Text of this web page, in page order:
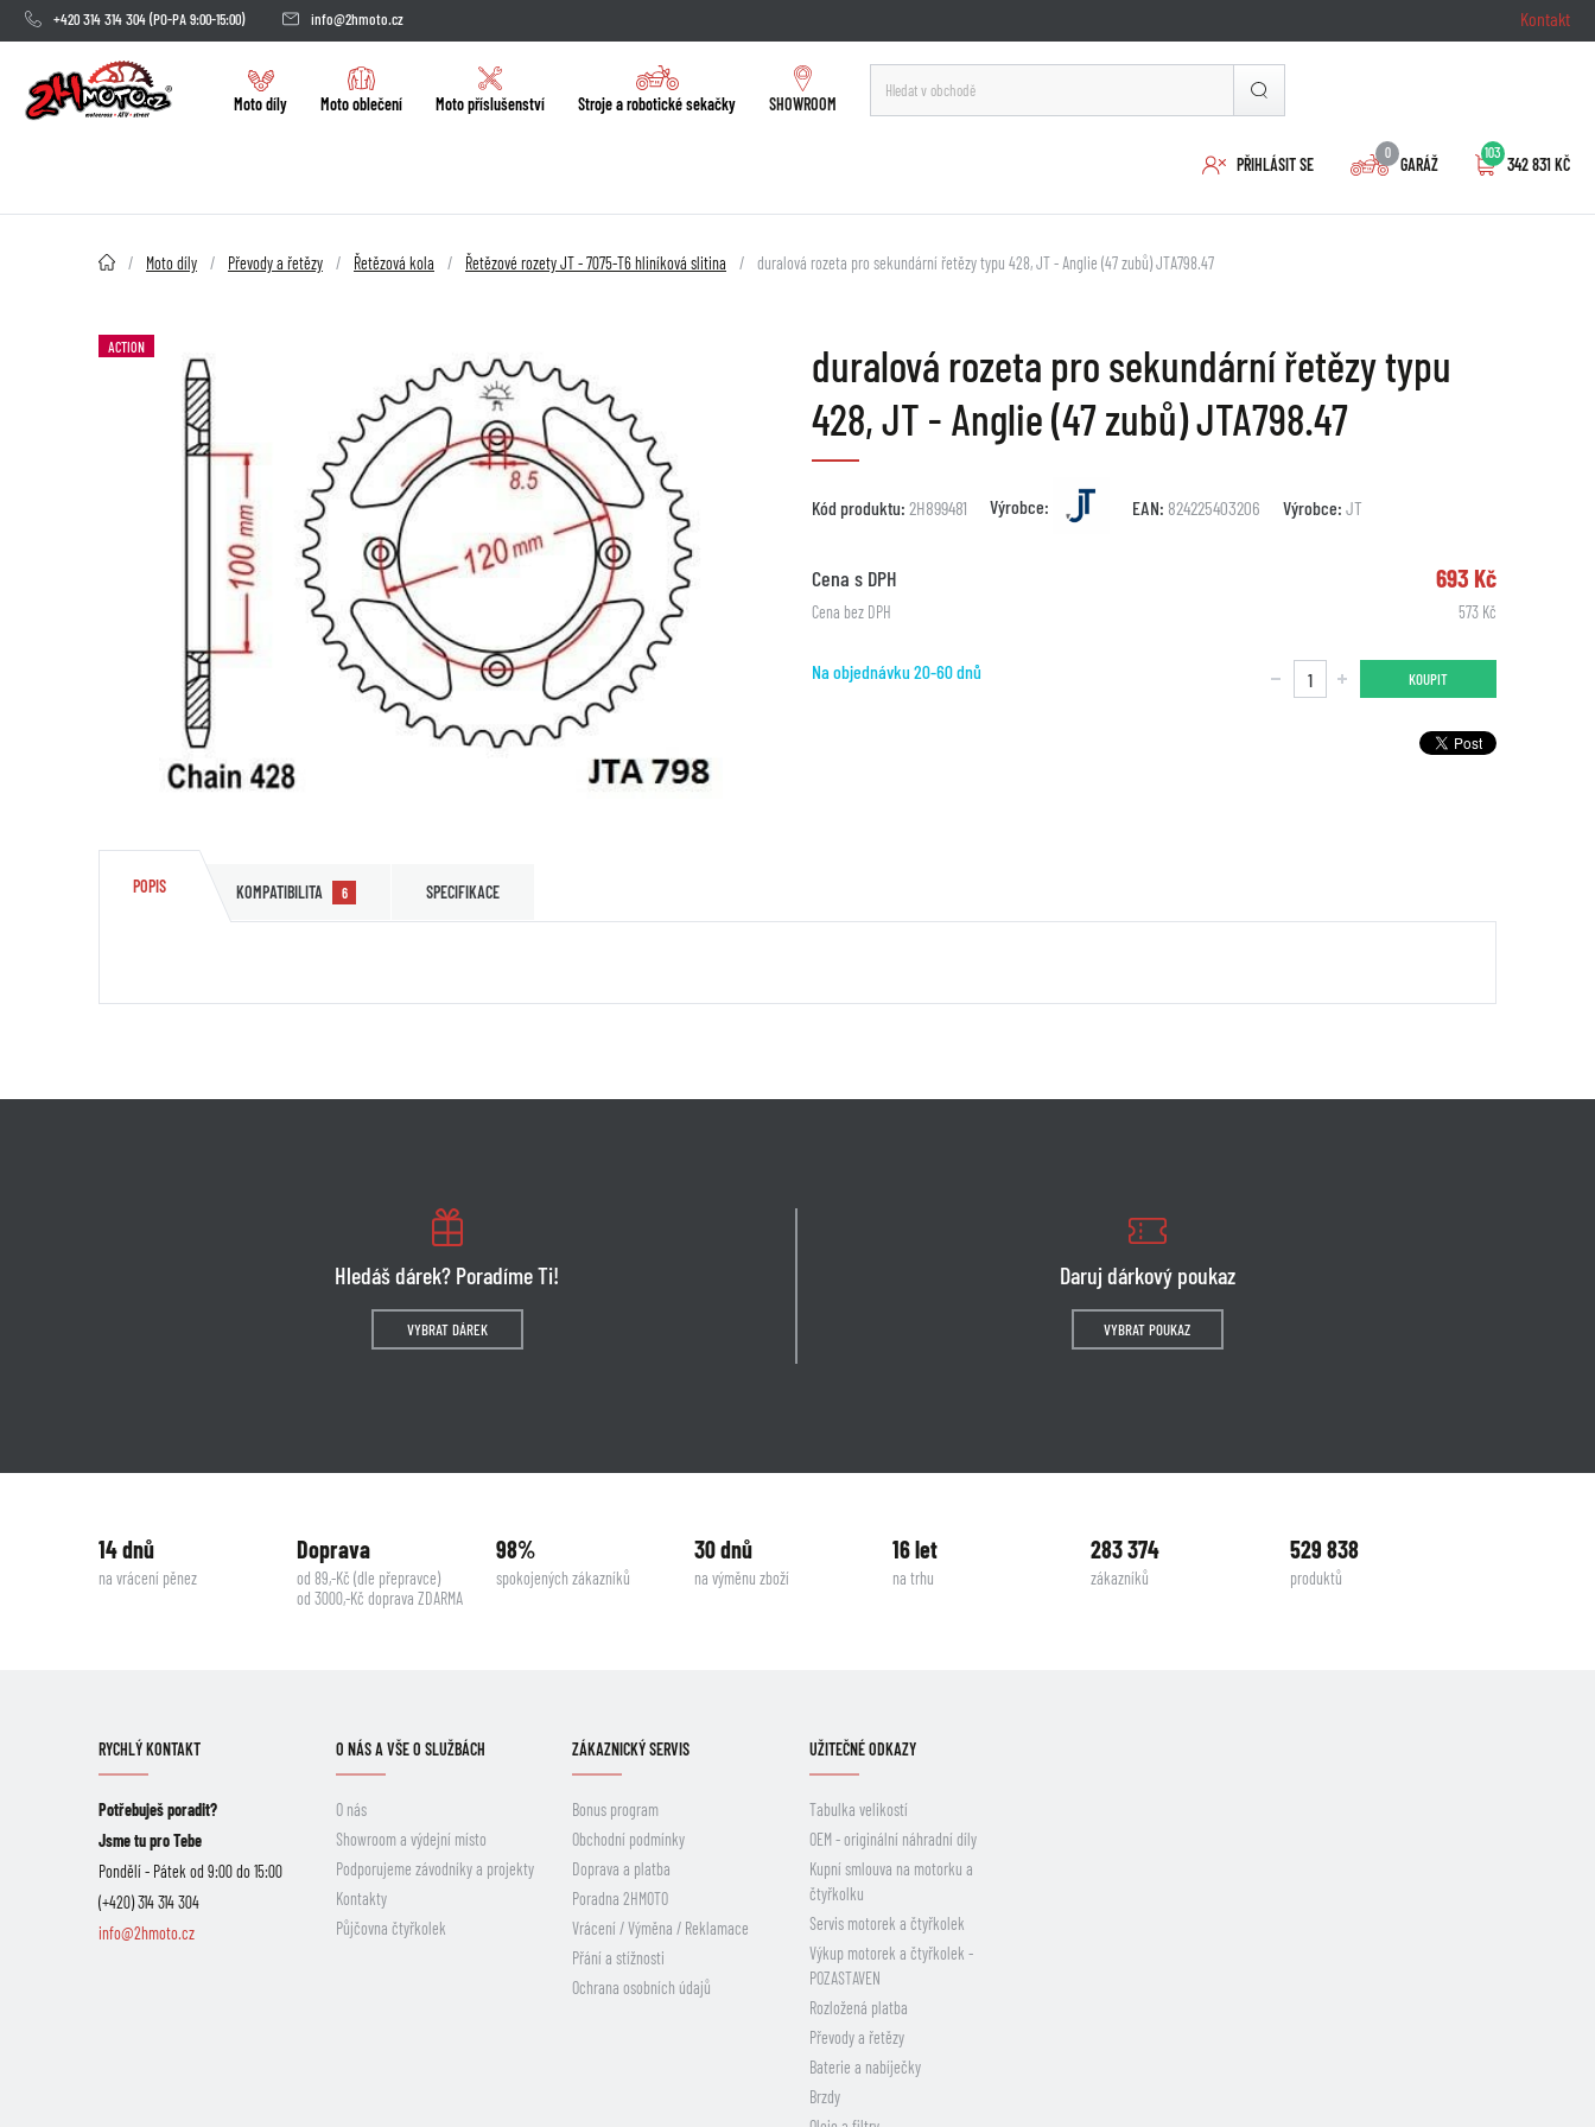
+420 314 314 304(PO-PA 9:00-15:00) info@2hmoto.cz Kontakt
Moto díly Moto oblečení Moto příslušenství Stroje a robotické sekačky SHOWROOM
PŘIHLÁSIT SE
0
GARÁŽ
103
342 831 KČ
2HMOTO.cz Moto díly Převody a řetězy Řetězová kola Řetězové rozety JT - 7075-T6 hliníková slitina duralová rozeta pro sekundární řetězy typu 428, JT - Anglie (47 zubů) JTA798.47
ACTION
duralová rozeta pro sekundární řetězy typu
428, JT - Anglie (47 zubů) JTA798.47
Kód produktu: 2H899481 Výrobce: EAN: 824225403206 Výrobce: JT
Cena s DPH 693 Kč
Cena bez DPH 573 Kč
Na objednávku 20-60 dnů KOUPIT
POPIS KOMPATIBILITA 6 SPECIFIKACE
Hledáš dárek? Poradíme Ti!
VYBRAT DÁREK
Daruj dárkový poukaz
VYBRAT POUKAZ
14 dnů
na vrácení pěnez
Doprava
od 89,-Kč (dle přepravce)
od 3000,-Kč doprava ZDARMA
98%
spokojených zákazníků
30 dnů
na výměnu zboží
16 let
na trhu
283 374
zákazníků
529 838
produktů
RYCHLÝ KONTAKT
Potřebuješ poradit?
Jsme tu pro Tebe
Pondělí - Pátek od 9:00 do 15:00
(+420) 314 314 304
info@2hmoto.cz
O NÁS A VŠE O SLUŽBÁCH
O nás
Showroom a výdejní místo
Podporujeme závodníky a projekty
Kontakty
Půjčovna čtyřkolek
ZÁKAZNICKÝ SERVIS
Bonus program
Obchodní podmínky
Doprava a platba
Poradna 2HMOTO
Vrácení / Výměna / Reklamace
Přání a stížnosti
Ochrana osobních údajů
UŽITEČNÉ ODKAZY
Tabulka velikostí
OEM - originální náhradní díly
Kupní smlouva na motorku a
čtyřkolku
Servis motorek a čtyřkolek
Výkup motorek a čtyřkolek -
POZASTAVEN
Rozložená platba
Převody a řetězy
Baterie a nabíječky
Brzdy